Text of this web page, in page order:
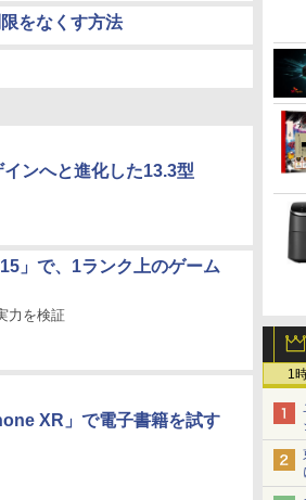
1
をなくす方法
ンへと進化した13.3型
」で、1ランク上のゲーム
力を検証
XR」で電子書籍を試す